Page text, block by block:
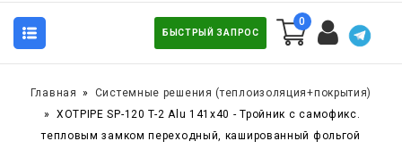
БЫСТРЫЙ ЗАПРОС
0
Главная
Системные решения (теплоизоляция+покрытия)
XOTPIPE SP-120 T-2 Alu 141x40 - Тройник c самофикс.
тепловым замком переходный, кашированный фольгой